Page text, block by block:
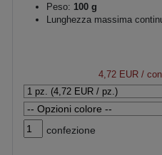
Peso: 100 g
Lunghezza massima
4,72 EUR /
confezione